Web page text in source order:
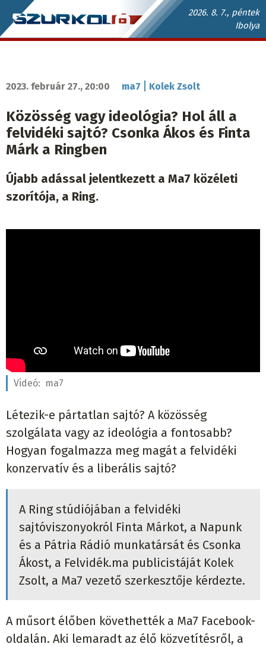
Ugrás
a
2026. 8. 7., péntek
Ibolya
Szurkoló.sk
2023. február 27., 20:00 ma7 Kolek Zsolt
Közösség vagy ideológia? Hol áll a
felvidéki sajtó? Csonka Ákos és Finta
Márk a Ringben
Újabb adással jelentkezett a Ma7 közéleti
szorítója, a Ring.
Videó: ma7
Létezik-e pártatlan sajtó? A közösség
szolgálata vagy az ideológia a fontosabb?
Hogyan fogalmazza meg magát a felvidéki
konzervatív és a liberális sajtó?
A Ring stúdiójában a felvidéki
sajtóviszonyokról Finta Márkot, a Napunk
és a Pátria Rádió munkatársát és Csonka
Ákost, a Felvidék.ma publicistáját Kolek
Zsolt, a Ma7 vezető szerkesztője kérdezte.
A műsort élőben követhették a Ma7 Facebook-
oldalán. Aki lemaradt az élő közvetítésről, a